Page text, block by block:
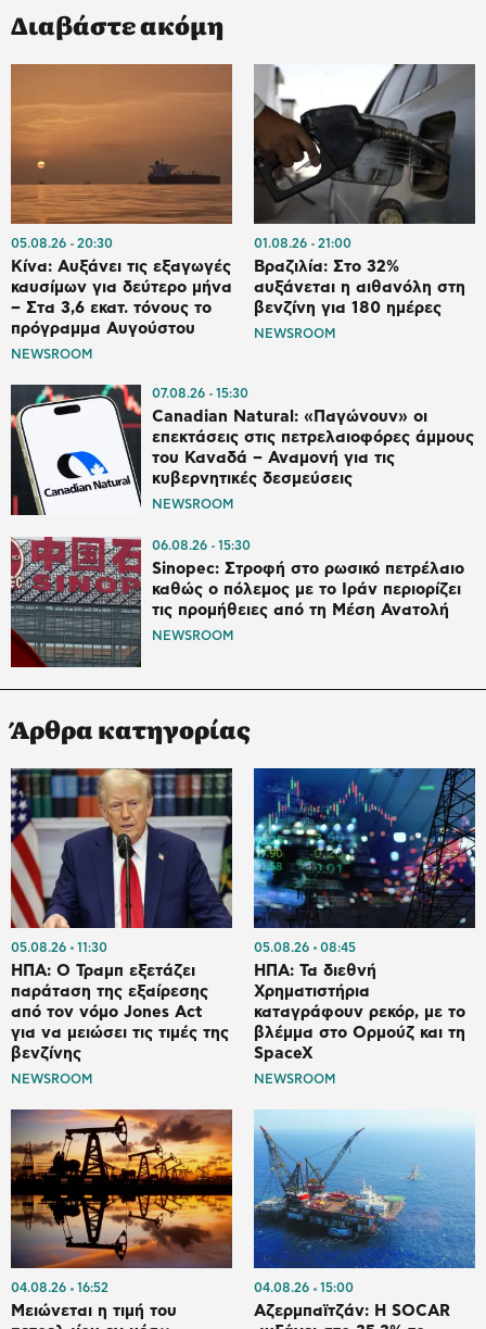
Διαβάστε ακόμη
05.08.26 20:30
Κίνα: Αυξάνει τις εξαγωγές
καυσίμων για δεύτερο μήνα
– Στα 3,6 εκατ. τόνους το
πρόγραμμα Αυγούστου
NEWSROOM
01.08.26 21:00
Βραζιλία: Στο 32%
αυξάνεται η αιθανόλη στη
βενζίνη για 180 ημέρες
NEWSROOM
07.08.26 15:30
Canadian Natural: «Παγώνουν» οι
επεκτάσεις στις πετρελαιοφόρες άμμους
του Καναδά – Αναμονή για τις
κυβερνητικές δεσμεύσεις
NEWSROOM
06.08.26 15:30
Sinopec: Στροφή στο ρωσικό πετρέλαιο
καθώς ο πόλεμος με το Ιράν περιορίζει
τις προμήθειες από τη Μέση Ανατολή
NEWSROOM
Άρθρα κατηγορίας
05.08.26 11:30
ΗΠΑ: Ο Τραμπ εξετάζει
παράταση της εξαίρεσης
από τον νόμο Jones Act
για να μειώσει τις τιμές της
βενζίνης
NEWSROOM
05.08.26 08:45
ΗΠΑ: Τα διεθνή
Χρηματιστήρια
καταγράφουν ρεκόρ, με το
βλέμμα στο Ορμούζ και τη
SpaceX
NEWSROOM
04.08.26 16:52
Μειώνεται η τιμή του
04.08.26 15:00
Αζερμπαϊτζάν: Η SOCAR